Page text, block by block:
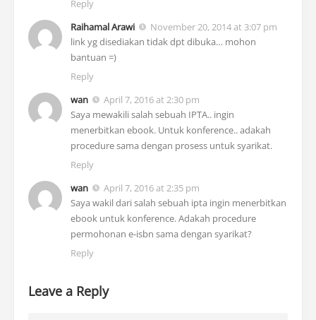
Reply
Raihamal Arawi
November 20, 2014 at 3:07 pm
link yg disediakan tidak dpt dibuka… mohon
bantuan =)
Reply
wan
April 7, 2016 at 2:30 pm
Saya mewakili salah sebuah IPTA.. ingin
menerbitkan ebook. Untuk konference.. adakah
procedure sama dengan prosess untuk syarikat.
Reply
wan
April 7, 2016 at 2:35 pm
Saya wakil dari salah sebuah ipta ingin menerbitkan
ebook untuk konference. Adakah procedure
permohonan e-isbn sama dengan syarikat?
Reply
Leave a Reply